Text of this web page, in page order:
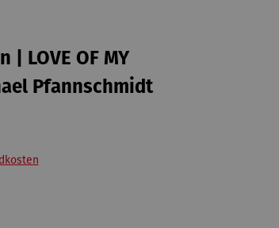
LOVE OF MY
Pfannschmidt